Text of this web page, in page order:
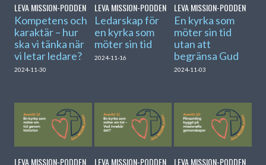
LEVA MISSION-PODDEN
Kompetens och
karaktär – hur
ska vi tänka när
vi letar ledare?
2024-11-30
LEVA MISSION-PODDEN
Ledarskap för
en kyrka som
möter sin tid
2024-11-16
LEVA MISSION-PODDEN
En kyrka som
möter sin tid
utan att
begränsa Gud
2024-11-03
LEVA MISSION-PODDEN LEVA MISSION-PODDEN LEVA MISSION-PODDEN